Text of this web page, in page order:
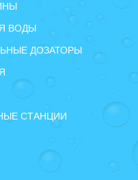
ВОДЫ
ДОЗАТОРЫ
СТАНЦИИ